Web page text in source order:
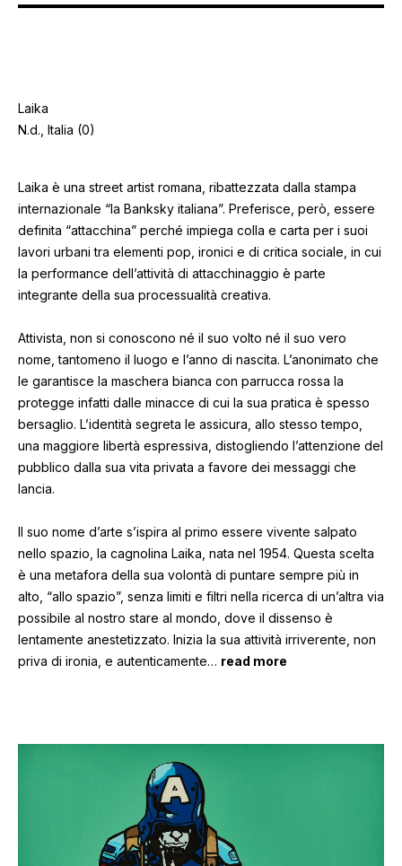
Laika
N.d., Italia (0)
Laika è una street artist romana, ribattezzata dalla stampa
internazionale “la Banksky italiana”. Preferisce, però, essere
definita “attacchina” perché impiega colla e carta per i suoi
lavori urbani tra elementi pop, ironici e di critica sociale, in cui
la performance dell’attività di attacchinaggio è parte
integrante della sua processualità creativa.
Attivista, non si conoscono né il suo volto né il suo vero
nome, tantomeno il luogo e l’anno di nascita. L’anonimato che
le garantisce la maschera bianca con parrucca rossa la
protegge infatti dalle minacce di cui la sua pratica è spesso
bersaglio. L’identità segreta le assicura, allo stesso tempo,
una maggiore libertà espressiva, distogliendo l’attenzione del
pubblico dalla sua vita privata a favore dei messaggi che
lancia.
Il suo nome d’arte s’ispira al primo essere vivente salpato
nello spazio, la cagnolina Laika, nata nel 1954. Questa scelta
è una metafora della sua volontà di puntare sempre più in
alto, “allo spazio”, senza limiti e filtri nella ricerca di un’altra via
possibile al nostro stare al mondo, dove il dissenso è
lentamente anestetizzato. Inizia la sua attività irriverente, non
priva di ironia, e autenticamente… read more